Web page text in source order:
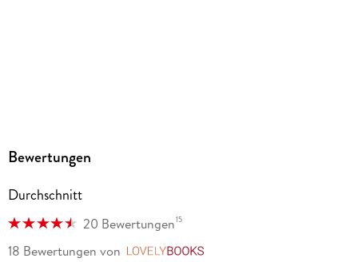
Bewertungen
Durchschnitt
20 Bewertungen15
18 Bewertungen von